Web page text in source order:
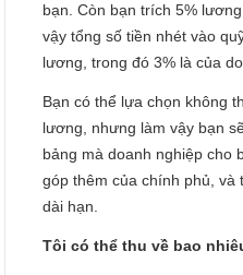
bạn. Còn bạn trích 5%
vậy tổng số tiền nhét vào
lương, trong đó 3% là của
Bạn có thể lựa chọn không
lương, nhưng làm vậy bạn
bảng mà doanh nghiệp cho
góp thêm của chính phủ,
dài hạn.
Tôi có thể thu về bao